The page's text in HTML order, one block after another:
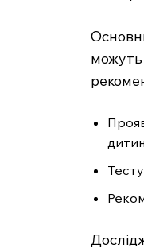
можуть